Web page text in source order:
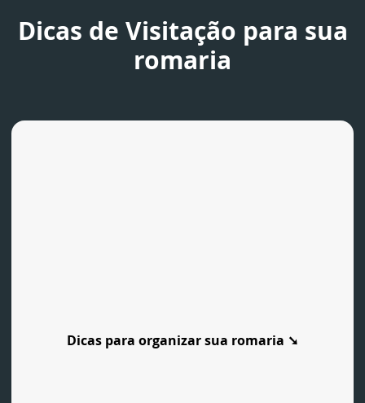
Dicas de Visitação para sua
romaria
Dicas para organizar sua romaria ➘